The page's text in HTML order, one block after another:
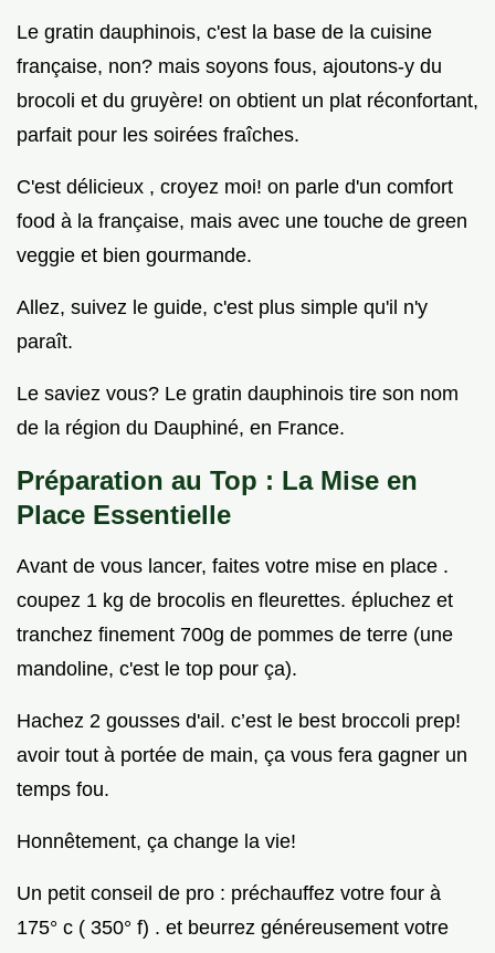
Le gratin dauphinois, c'est la base de la cuisine
française, non? mais soyons fous, ajoutons-y du
brocoli et du gruyère! on obtient un plat réconfortant,
parfait pour les soirées fraîches.
C'est délicieux , croyez moi! on parle d'un comfort
food à la française, mais avec une touche de green
veggie et bien gourmande.
Allez, suivez le guide, c'est plus simple qu'il n'y
paraît.
Le saviez vous? Le gratin dauphinois tire son nom
de la région du Dauphiné, en France.
Préparation au Top : La Mise en
Place Essentielle
Avant de vous lancer, faites votre mise en place .
coupez 1 kg de brocolis en fleurettes. épluchez et
tranchez finement 700g de pommes de terre (une
mandoline, c'est le top pour ça).
Hachez 2 gousses d'ail. c’est le best broccoli prep!
avoir tout à portée de main, ça vous fera gagner un
temps fou.
Honnêtement, ça change la vie!
Un petit conseil de pro : préchauffez votre four à
175° c ( 350° f) . et beurrez généreusement votre